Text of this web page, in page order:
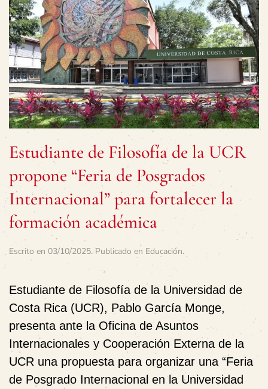
Estudiante de Filosofía de la UCR
propone “Feria de Posgrados
Internacional” para fortalecer la
formación académica
Escrito en 03/10/2025. Publicado en Educación.
Estudiante de Filosofía de la Universidad de
Costa Rica (UCR), Pablo García Monge,
presenta ante la Oficina de Asuntos
Internacionales y Cooperación Externa de la
UCR una propuesta para organizar una “Feria
de Posgrado Internacional en la Universidad